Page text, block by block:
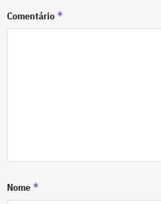
Comentário *
Nome *